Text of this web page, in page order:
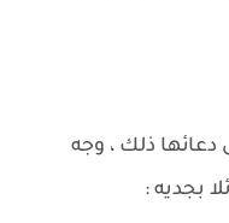
ذلك ، وجه
بجديه :